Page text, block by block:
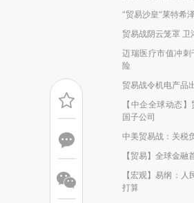
“贸易沙皇”莱特希
贸易战阴云笼罩 卫
迈瑞医疗市值冲
险
贸易战令机电产品
【中企全球动态
国子公司
中美贸易战：关税
【贸易】全球金
【宏观】易纲：
打算